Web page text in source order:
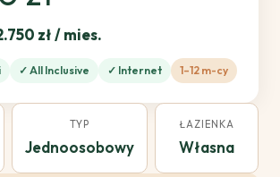
zł / mies.
✓ All Inclusive ✓ Internet 1–12 m-cy
TYP
Jednoosobowy
ŁAZIENKA
Własna